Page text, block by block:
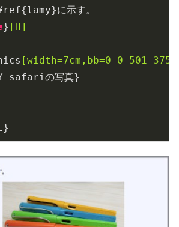
¥ref{lamy}に示す。
} [H]
[width=7cm,bb=0 0 501 375]
safariの写真}